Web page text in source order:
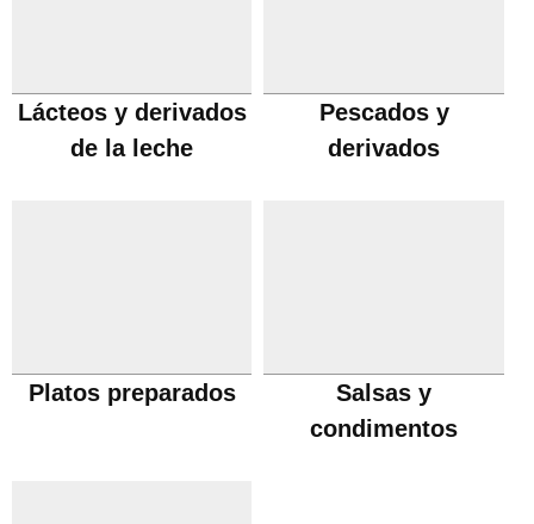
Lácteos y derivados
de la leche
Pescados y
derivados
Platos preparados
Salsas y
condimentos